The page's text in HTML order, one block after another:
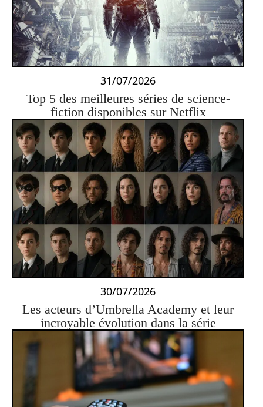
31/07/2026
Top 5 des meilleures séries de science-
fiction disponibles sur Netflix
30/07/2026
Les acteurs d’Umbrella Academy et leur
incroyable évolution dans la série